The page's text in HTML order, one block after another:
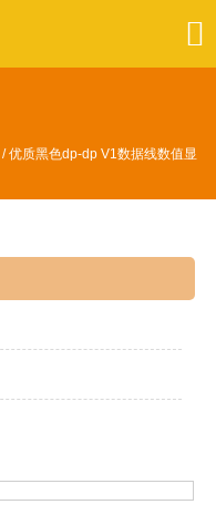

/优质黑色dp-dp V1数据线数值显